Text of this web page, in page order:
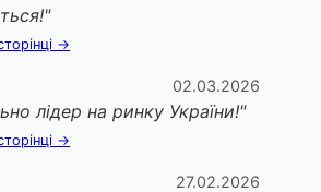
→
02.03.2026
лідер на ринку України!"
→
27.02.2026